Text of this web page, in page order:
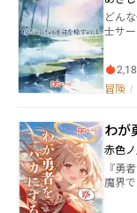
りも
なハ
びり旅をする。 つ
ート
など
る。 ========== ◎ストレスフリー ◎スローライフ旅
◎読み
どん
士サ
い寄
こと
オメ
冒険 /
わが
赤色
『勇
魔界で